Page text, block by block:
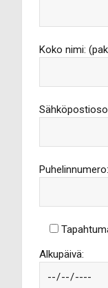
Koko nimi:
Alkupäivä: